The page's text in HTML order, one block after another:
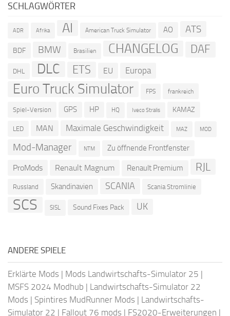
SCHLAGWÖRTER
ADR Afrika AI American Truck Simulator AO ATS
BDF BMW Brasilien CHANGELOG DAF
DHL DLC ETS EU Europa
Euro Truck Simulator FPS frankreich
Spiel-Version GPS HP HQ Iveco Stralis KAMAZ
LED MAN Maximale Geschwindigkeit MAZ MOD
Mod-Manager NTM Zu öffnende Frontfenster
ProMods Renault Magnum Renault Premium RJL
Russland Skandinavien SCANIA Scania Stromlinie
SCS SISL Sound Fixes Pack UK
ANDERE SPIELE
Erklärte Mods | Mods Landwirtschafts-Simulator 25 |
MSFS 2024 Modhub | Landwirtschafts-Simulator 22
Mods | Spintires MudRunner Mods | Landwirtschafts-
Simulator 22 | Fallout 76 mods | FS2020-Erweiterungen |